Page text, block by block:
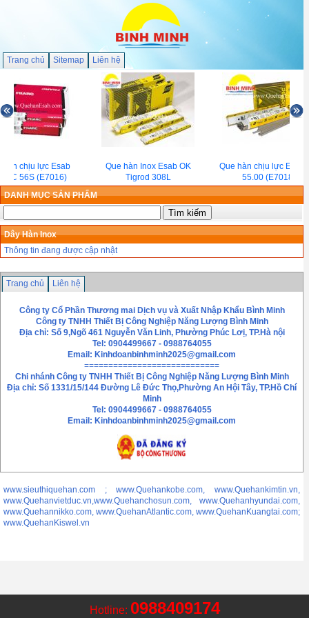
Trang chủ Sitemap Liên hệ
hàn chịu lực Esab
56S (E7016)
Que hàn Inox Esab OK
Tigrod 308L
Que hàn chịu lực Esab
55.00 (E7018)
DANH MỤC SẢN PHẨM
Dây Hàn Inox
Thông tin đang được cập nhật
0988409174
Trang chủ Liên hệ
Công ty Cổ Phần Thương mai Dịch vụ và Xuất Nhập Khẩu Bình Minh
Công ty TNHH Thiết Bị Công Nghiệp Năng Lượng Bình Minh
Địa chỉ: Số 9,Ngõ 461 Nguyễn Văn Linh, Phường Phúc Lơị, TP.Hà nội
Tel: 0904499667 - 0988764055
Email: Kinhdoanbinhminh2025@gmail.com
============================
Chi nhánh Công ty TNHH Thiết Bị Công Nghiệp Năng Lượng Bình Minh
Địa chỉ: Số 1331/15/144 Đường Lê Đức Thọ,Phường An Hội Tây, TP.Hồ Chí
Minh
Tel: 0904499667 - 0988764055
Email: Kinhdoanbinhminh2025@gmail.com
www.sieuthiquehan.com ; www.Quehankobe.com, www.Quehankimtin.vn,
www.Quehanvietduc.vn,www.Quehanchosun.com, www.Quehanhyundai.com,
www.Quehannikko.com, www.QuehanAtlantic.com, www.QuehanKuangtai.com;
www.QuehanKiswel.vn